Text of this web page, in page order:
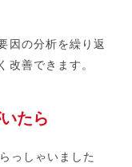
因の分析を繰り返
改善できます。
たら
っしゃいました